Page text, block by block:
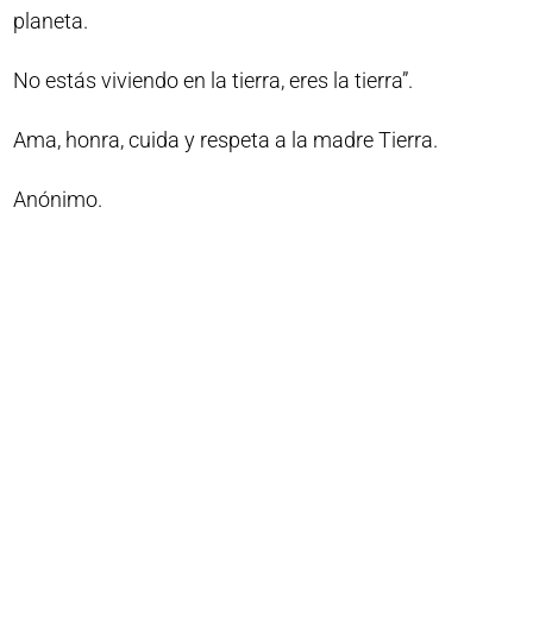
planeta.
No estás viviendo en la tierra, eres la tierra”.
Ama, honra, cuida y respeta a la madre Tierra.
Anónimo.